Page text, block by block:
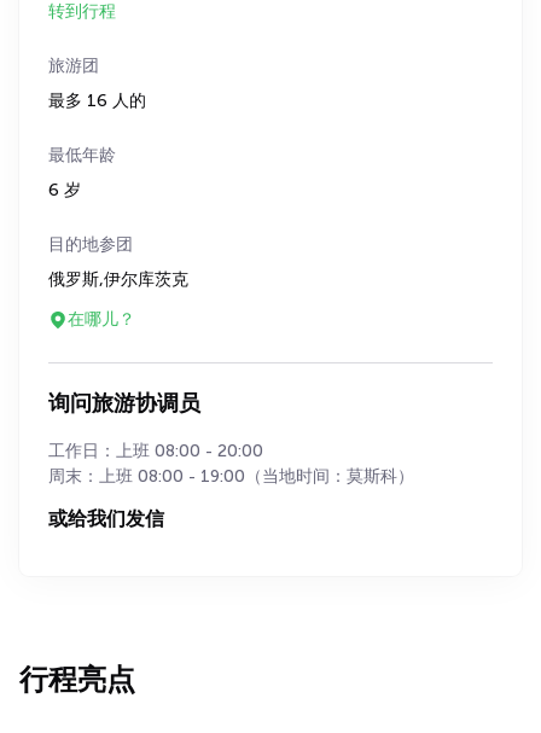
转到行程
旅游团
最多 16 人的
最低年龄
6 岁
目的地参团
俄罗斯,伊尔库茨克
在哪儿？
询问旅游协调员
工作日：上班 08:00 - 20:00
周末：上班 08:00 - 19:00（当地时间：莫斯科）
或给我们发信
行程亮点